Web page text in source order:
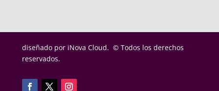
diseñado por iNova Cloud. © Todos los derechos
reservados.